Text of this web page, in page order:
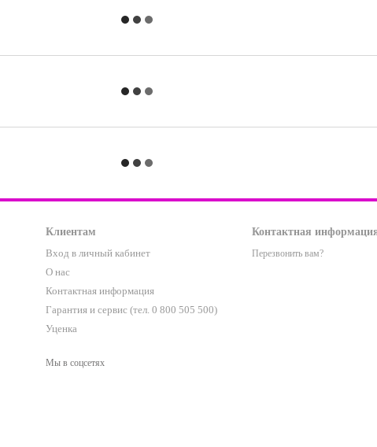
Клиентам
Вход в личный кабинет
О нас
Контактная информация
Гарантия и сервис (тел. 0 800 505 500)
Уценка
Мы в соцсетях
Контактная
Перезвонить вам?